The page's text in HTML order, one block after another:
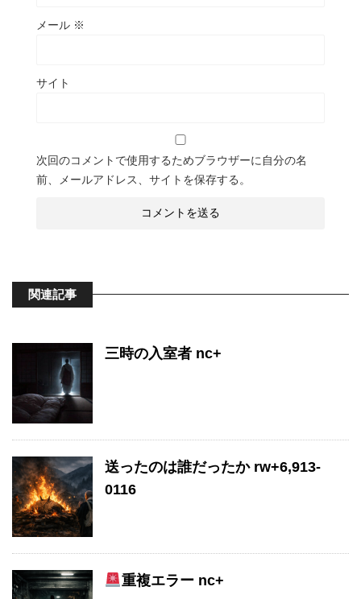
メール ※
サイト
次回のコメントで使用するためブラウザーに自分の名
前、メールアドレス、サイトを保存する。
関連記事
三時の入室者 nc+
送ったのは誰だったか rw+6,913-
0116
重複エラー nc+